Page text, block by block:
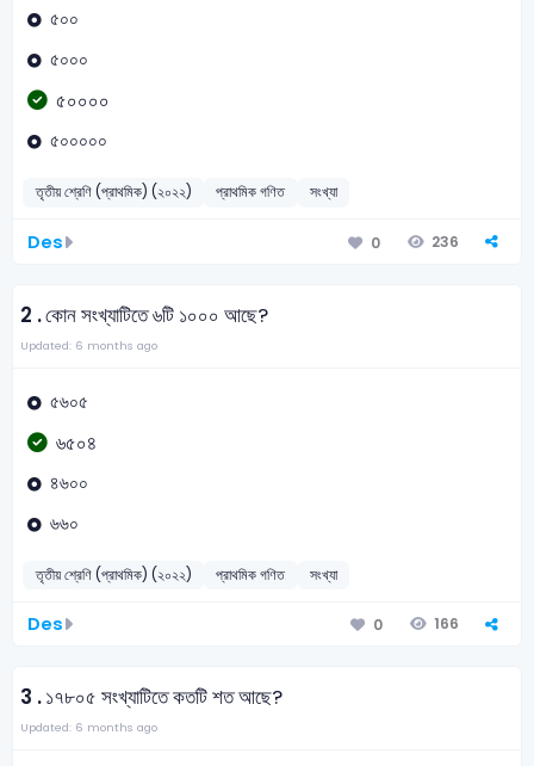
৫০০
৫০০০
৫০০০০
৫০০০০০
তৃতীয় শ্রেণি (প্রাথমিক) (২০২২) প্রাথমিক গণিত সংখ্যা
Des 0 236
2 .কোন সংখ্যাটিতে ৬টি ১০০০ আছে?
Updated: 6 months ago
৫৬০৫
৬৫০৪
৪৬০০
৬৬০
তৃতীয় শ্রেণি (প্রাথমিক) (২০২২) প্রাথমিক গণিত সংখ্যা
Des 0 166
3 .১৭৮০৫ সংখ্যাটিতে কতটি শত আছে?
Updated: 6 months ago